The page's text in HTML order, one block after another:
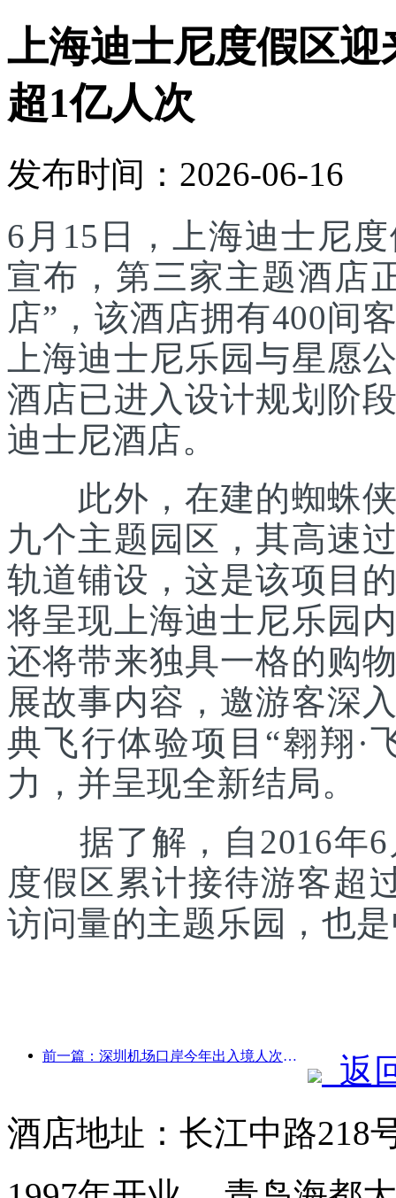
上海迪士尼度假区
超1亿人次
发布时间：2026-06-16
6月15日，上海迪士尼
宣布，第三家主题酒店
店”，该酒店拥有400间
上海迪士尼乐园与星愿
酒店已进入设计规划阶
迪士尼酒店。
此外，在建的蜘蛛侠
九个主题园区，其高速
轨道铺设，这是该项目
将呈现上海迪士尼乐园
还将带来独具一格的购
展故事内容，邀游客深
典飞行体验项目“翱翔·
力，并呈现全新结局。
据了解，自2016年6
度假区累计接待游客超
访问量的主题乐园，也
前一篇：深圳机场口岸今年出入境人次突破300万，创历史同期新高
返
酒店地址：长江中路218